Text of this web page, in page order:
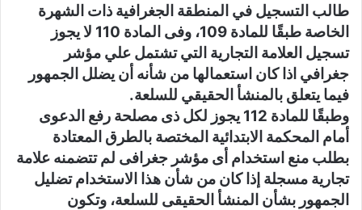
طالب التسجيل في المنطقة الجغرافية ذات الشهرة
الخاصة طبقًا للمادة 109، وفى المادة 110 لا يجوز
تسجيل العلامة التجارية التي تشتمل علي مؤشر
جغرافي اذا كان استعمالها من شأنه أن يضلل الجمهور
فيما يتعلق بالمنشأ الحقيقي للسلعة.
وطبقًا للمادة 112 يجوز لكل ذى مصلحة رفع الدعوى
أمام المحكمة الابتدائية المختصة بالطرق المعتادة
بطلب منع استخدام أى مؤشر جغرافى لم تتضمنه علامة
تجارية مسجلة إذا كان من شأن هذا الاستخدام تضليل
الجمهور بشأن المنشأ الحقيقى للسلعة، وتكون